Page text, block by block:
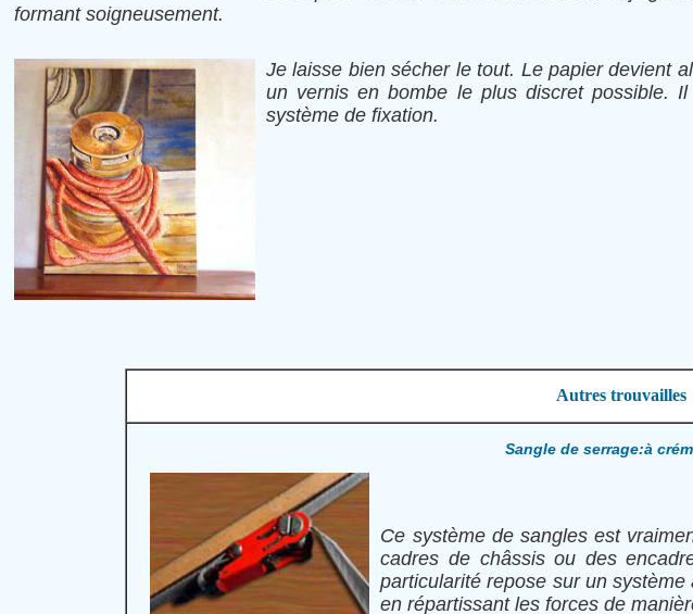
formant soigneusement.
Je laisse bien sécher le tout. Le papier devient
un vernis en bombe le plus discret possible.
système de fixation.
Autres trouvailles
Sangle de serrage:à
Ce système de sangles est
cadres de châssis ou des
particularité repose sur un
en répartissant les forces de